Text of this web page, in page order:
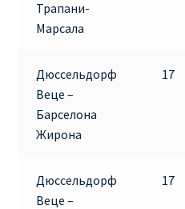
Трапани-
Марсала
Дюссельдорф
Веце –
Барселона
Жирона
17
Дюссельдорф
Веце –
17